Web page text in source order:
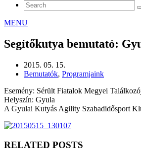
MENU
Segítőkutya bemutató:
2015. 05. 15.
Bemutatók, Programjaink
Esemény: Sérült Fiatalok Megyei
Helyszín: Gyula
A Gyulai Kutyás Agility Szabadidősport
RELATED POSTS